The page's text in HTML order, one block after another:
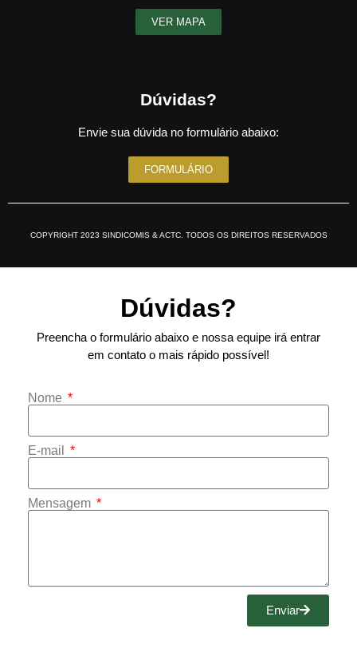
VER MAPA
Dúvidas?
Envie sua dúvida no formulário abaixo:
FORMULÁRIO
COPYRIGHT 2023 SINDICOMIS & ACTC. TODOS OS DIREITOS RESERVADOS
Dúvidas?
Preencha o formulário abaixo e nossa equipe irá entrar
em contato o mais rápido possível!
Nome
E-mail
Mensagem
Enviar